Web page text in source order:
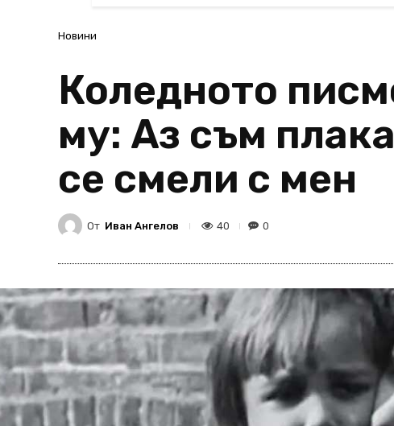
Новини
Коледното
му: Аз съм
се смели с мен
От Иван Ангелов 40 0